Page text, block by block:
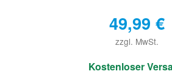
49,99 €
zzgl. MwSt.
€
Kostenloser